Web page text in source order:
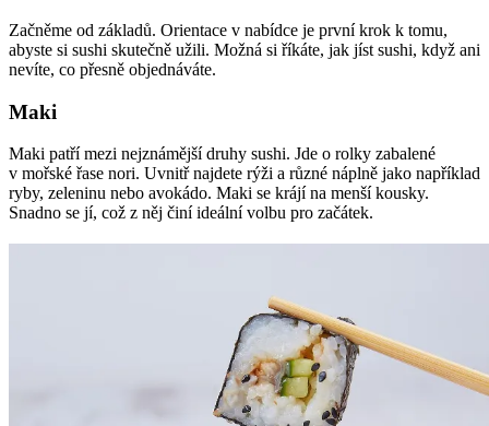
Začněme od základů. Orientace v nabídce je první krok k tomu,
abyste si sushi skutečně užili. Možná si říkáte, jak jíst sushi, když ani
nevíte, co přesně objednáváte.
Maki
Maki patří mezi nejznámější druhy sushi. Jde o rolky zabalené
v mořské řase nori. Uvnitř najdete rýži a různé náplně jako například
ryby, zeleninu nebo avokádo. Maki se krájí na menší kousky.
Snadno se jí, což z něj činí ideální volbu pro začátek.